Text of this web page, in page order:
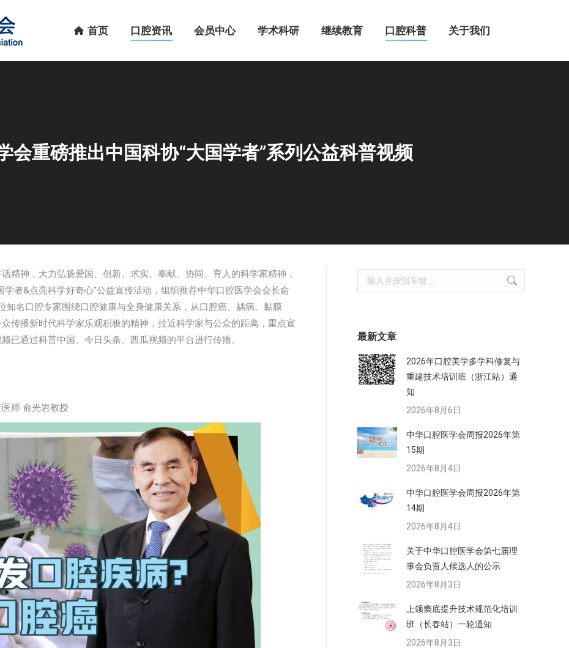
首页 口腔资讯 会员中心 学术科研 继续教育 口腔科普 关于我们
会重磅推出中国科协“大国学者”系列公益科普视频
精神，大力弘扬爱国、创新、求实、奉献、协同、育人的科学家精神，
者&点亮科学好奇心”公益宣传活动，组织推荐中华口腔医学会会长俞
名口腔专家围绕口腔健康与全身健康关系，从口腔癌、龋病、黏膜
传播新时代科学家乐观积极的精神，拉近科学家与公众的距离，重点宣
已通过科普中国、今日头条、西瓜视频的平台进行传播。
师 俞光岩教授
Search:
最新文章
2026年口腔美学多学科修复与
重建技术培训班（浙江站）通
知
2026年8月6日
中华口腔医学会周报2026年第
15期
2026年8月4日
中华口腔医学会周报2026年第
14期
2026年8月4日
关于中华口腔医学会第七届理
事会负责人候选人的公示
2026年8月3日
上颌窦底提升技术规范化培训
班（长春站）一轮通知
2026年8月3日